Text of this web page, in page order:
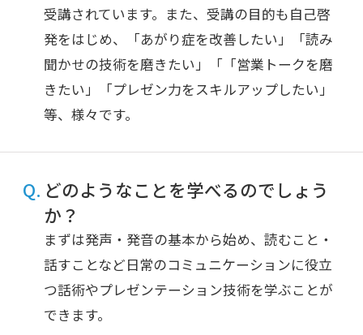
受講されています。また、受講の目的も自己啓
発をはじめ、「あがり症を改善したい」「読み
聞かせの技術を磨きたい」「「営業トークを磨
きたい」「プレゼン力をスキルアップしたい」
等、様々です。
どのようなことを学べるのでしょう
か？
まずは発声・発音の基本から始め、読むこと・
話すことなど日常のコミュニケーションに役立
つ話術やプレゼンテーション技術を学ぶことが
できます。